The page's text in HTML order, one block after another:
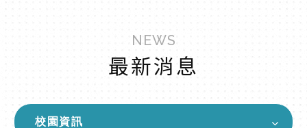
NEWS
最新消息
校園資訊